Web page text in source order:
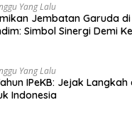
Yang Lalu
Jembatan Garuda di
Simbol Sinergi Demi
Yang Lalu
IPeKB: Jejak
Indonesia